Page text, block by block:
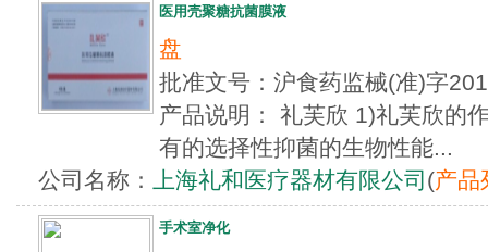
医用壳聚糖抗菌膜液
盘
批准文号：沪食药监械(准)
产品说明： 礼芙欣 1)礼芙欣的
有的选择性抑菌的生物性能...
公司名称：
上海礼和医疗器材有限公司 (产品
手术室净化